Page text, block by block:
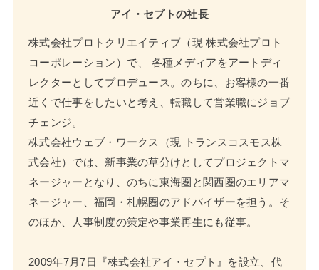
アイ・セプトの社長
株式会社プロトクリエイティブ（現 株式会社プロト
コーポレーション）で、 各種メディアをアートディ
レクターとしてプロデュース。のちに、お客様の一番
近くで仕事をしたいと考え、転職して営業職にジョブ
チェンジ。
株式会社ウェブ・ワークス（現 トランスコスモス株
式会社）では、新事業の草分けとしてプロジェクトマ
ネージャーとなり、のちに東海圏と関西圏のエリアマ
ネージャー、福岡・札幌圏のアドバイザーを担う。そ
のほか、人事制度の策定や事業再生にも従事。
2009年7月7日『株式会社アイ・セプト』を設立、代